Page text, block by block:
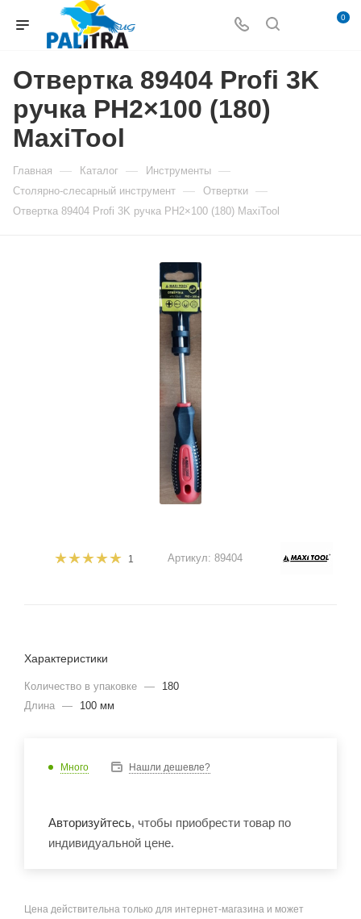
0
Отвертка 89404 Profi 3K
ручка PH2×100 (180)
MaxiTool
Главная — Каталог — Инструменты —
Столярно-слесарный инструмент — Отвертки —
Отвертка 89404 Profi 3K ручка PH2×100 (180) MaxiTool
1 Артикул: 89404
Характеристики
Количество в упаковке —
180
Длина — 100 мм
Много Нашли дешевле?
Авторизуйтесь, чтобы приобрести товар по
индивидуальной цене.
Цена действительна только для интернет-магазина и может